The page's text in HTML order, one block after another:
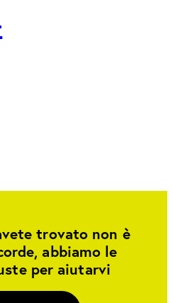
trovato non è
abbiamo le
per aiutarvi